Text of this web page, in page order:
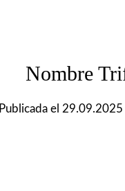
Nombre
Publicada el 29.09.2025